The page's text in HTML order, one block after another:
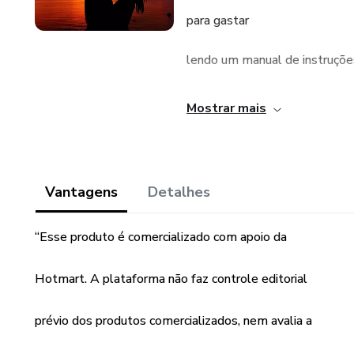
para gastar
lendo um manual de
Então eu vim com algo que
pode exigir de 10 a 15
Mostrar mais
Vantagens Detalhes
“Esse produto é comercializado com apoio da
Hotmart. A plataforma não faz controle editorial
prévio dos produtos comercializados, nem avalia a